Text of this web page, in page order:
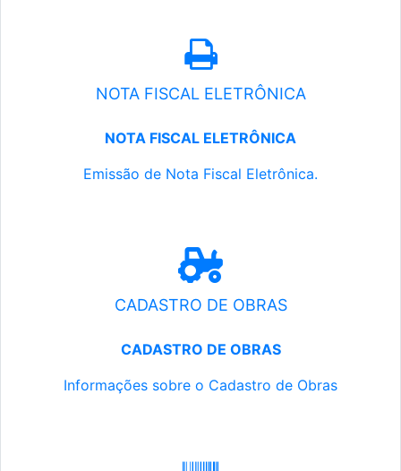
NOTA FISCAL ELETRÔNICA
NOTA FISCAL ELETRÔNICA
Emissão de Nota Fiscal Eletrônica.
CADASTRO DE OBRAS
CADASTRO DE OBRAS
Informações sobre o Cadastro de Obras